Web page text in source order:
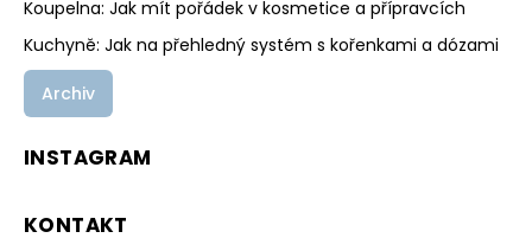
Koupelna: Jak mít pořádek v kosmetice a přípravcích
Kuchyně: Jak na přehledný systém s kořenkami a dózami
Archiv
INSTAGRAM
KONTAKT